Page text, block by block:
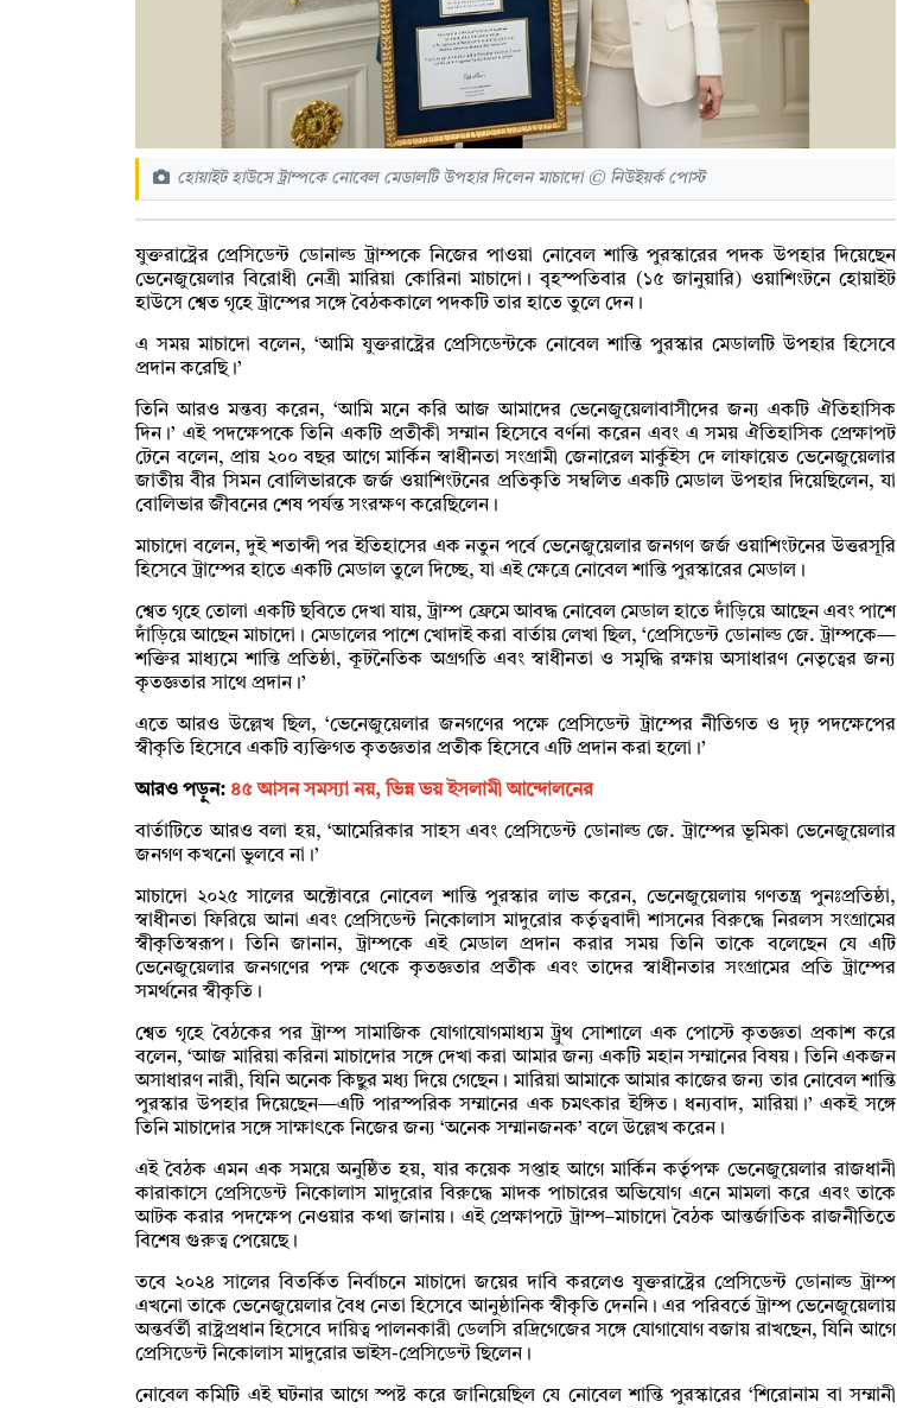
হোয়াইট হাউসে ট্রাম্পকে নোবেল মেডালটি উপহার দিলেন মাচাদো © নিউইয়র্ক পোস্ট
যুক্তরাষ্ট্রের প্রেসিডেন্ট ডোনাল্ড ট্রাম্পকে নিজের পাওয়া নোবেল শান্তি পুরস্কারের পদক উপহার দিয়েছেন
ভেনেজুয়েলার বিরোধী নেত্রী মারিয়া কোরিনা মাচাদো। বৃহস্পতিবার (১৫ জানুয়ারি) ওয়াশিংটনে হোয়াইট
হাউসে শ্বেত গৃহে ট্রাম্পের সঙ্গে বৈঠককালে পদকটি তার হাতে তুলে দেন।
এ সময় মাচাদো বলেন, ‘আমি যুক্তরাষ্ট্রের প্রেসিডেন্টকে নোবেল শান্তি পুরস্কার মেডালটি উপহার হিসেবে
প্রদান করেছি।’
তিনি আরও মন্তব্য করেন, ‘আমি মনে করি আজ আমাদের ভেনেজুয়েলাবাসীদের জন্য একটি ঐতিহাসিক
দিন।’ এই পদক্ষেপকে তিনি একটি প্রতীকী সম্মান হিসেবে বর্ণনা করেন এবং এ সময় ঐতিহাসিক প্রেক্ষাপট
টেনে বলেন, প্রায় ২০০ বছর আগে মার্কিন স্বাধীনতা সংগ্রামী জেনারেল মার্কুইস দে লাফায়েত ভেনেজুয়েলার
জাতীয় বীর সিমন বোলিভারকে জর্জ ওয়াশিংটনের প্রতিকৃতি সম্বলিত একটি মেডাল উপহার দিয়েছিলেন, যা
বোলিভার জীবনের শেষ পর্যন্ত সংরক্ষণ করেছিলেন।
মাচাদো বলেন, দুই শতাব্দী পর ইতিহাসের এক নতুন পর্বে ভেনেজুয়েলার জনগণ জর্জ ওয়াশিংটনের উত্তরসূরি
হিসেবে ট্রাম্পের হাতে একটি মেডাল তুলে দিচ্ছে, যা এই ক্ষেত্রে নোবেল শান্তি পুরস্কারের মেডাল।
শ্বেত গৃহে তোলা একটি ছবিতে দেখা যায়, ট্রাম্প ফ্রেমে আবদ্ধ নোবেল মেডাল হাতে দাঁড়িয়ে আছেন এবং পাশে
দাঁড়িয়ে আছেন মাচাদো। মেডালের পাশে খোদাই করা বার্তায় লেখা ছিল, ‘প্রেসিডেন্ট ডোনাল্ড জে. ট্রাম্পকে—
শক্তির মাধ্যমে শান্তি প্রতিষ্ঠা, কূটনৈতিক অগ্রগতি এবং স্বাধীনতা ও সমৃদ্ধি রক্ষায় অসাধারণ নেতৃত্বের জন্য
কৃতজ্ঞতার সাথে প্রদান।’
এতে আরও উল্লেখ ছিল, ‘ভেনেজুয়েলার জনগণের পক্ষে প্রেসিডেন্ট ট্রাম্পের নীতিগত ও দৃঢ় পদক্ষেপের
স্বীকৃতি হিসেবে একটি ব্যক্তিগত কৃতজ্ঞতার প্রতীক হিসেবে এটি প্রদান করা হলো।’
আরও পড়ুন: ৪৫ আসন সমস্যা নয়, ভিন্ন ভয় ইসলামী আন্দোলনের
বার্তাটিতে আরও বলা হয়, ‘আমেরিকার সাহস এবং প্রেসিডেন্ট ডোনাল্ড জে. ট্রাম্পের ভূমিকা ভেনেজুয়েলার
জনগণ কখনো ভুলবে না।’
মাচাদো ২০২৫ সালের অক্টোবরে নোবেল শান্তি পুরস্কার লাভ করেন, ভেনেজুয়েলায় গণতন্ত্র পুনঃপ্রতিষ্ঠা,
স্বাধীনতা ফিরিয়ে আনা এবং প্রেসিডেন্ট নিকোলাস মাদুরোর কর্তৃত্ববাদী শাসনের বিরুদ্ধে নিরলস সংগ্রামের
স্বীকৃতিস্বরূপ। তিনি জানান, ট্রাম্পকে এই মেডাল প্রদান করার সময় তিনি তাকে বলেছেন যে এটি
ভেনেজুয়েলার জনগণের পক্ষ থেকে কৃতজ্ঞতার প্রতীক এবং তাদের স্বাধীনতার সংগ্রামের প্রতি ট্রাম্পের
সমর্থনের স্বীকৃতি।
শ্বেত গৃহে বৈঠকের পর ট্রাম্প সামাজিক যোগাযোগমাধ্যম ট্রুথ সোশালে এক পোস্টে কৃতজ্ঞতা প্রকাশ করে
বলেন, ‘আজ মারিয়া করিনা মাচাদোর সঙ্গে দেখা করা আমার জন্য একটি মহান সম্মানের বিষয়। তিনি একজন
অসাধারণ নারী, যিনি অনেক কিছুর মধ্য দিয়ে গেছেন। মারিয়া আমাকে আমার কাজের জন্য তার নোবেল শান্তি
পুরস্কার উপহার দিয়েছেন—এটি পারস্পরিক সম্মানের এক চমৎকার ইঙ্গিত। ধন্যবাদ, মারিয়া।’ একই সঙ্গে
তিনি মাচাদোর সঙ্গে সাক্ষাৎকে নিজের জন্য ‘অনেক সম্মানজনক’ বলে উল্লেখ করেন।
এই বৈঠক এমন এক সময়ে অনুষ্ঠিত হয়, যার কয়েক সপ্তাহ আগে মার্কিন কর্তৃপক্ষ ভেনেজুয়েলার রাজধানী
কারাকাসে প্রেসিডেন্ট নিকোলাস মাদুরোর বিরুদ্ধে মাদক পাচারের অভিযোগ এনে মামলা করে এবং তাকে
আটক করার পদক্ষেপ নেওয়ার কথা জানায়। এই প্রেক্ষাপটে ট্রাম্প–মাচাদো বৈঠক আন্তর্জাতিক রাজনীতিতে
বিশেষ গুরুত্ব পেয়েছে।
তবে ২০২৪ সালের বিতর্কিত নির্বাচনে মাচাদো জয়ের দাবি করলেও যুক্তরাষ্ট্রের প্রেসিডেন্ট ডোনাল্ড ট্রাম্প
এখনো তাকে ভেনেজুয়েলার বৈধ নেতা হিসেবে আনুষ্ঠানিক স্বীকৃতি দেননি। এর পরিবর্তে ট্রাম্প ভেনেজুয়েলায়
অন্তর্বর্তী রাষ্ট্রপ্রধান হিসেবে দায়িত্ব পালনকারী ডেলসি রদ্রিগেজের সঙ্গে যোগাযোগ বজায় রাখছেন, যিনি আগে
প্রেসিডেন্ট নিকোলাস মাদুরোর ভাইস-প্রেসিডেন্ট ছিলেন।
নোবেল কমিটি এই ঘটনার আগে স্পষ্ট করে জানিয়েছিল যে নোবেল শান্তি পুরস্কারের ‘শিরোনাম বা সম্মানী